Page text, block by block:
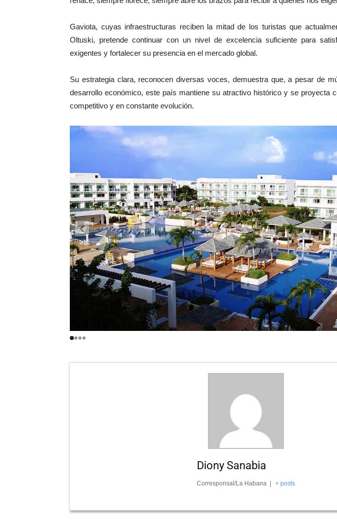
Gaviota, cuyas infraestructuras reciben la mitad de los turistas que
Oltuski, pretende continuar con un nivel de excelencia suficiente para
exigentes y fortalecer su presencia en el mercado global.
Su estrategia clara, reconocen diversas voces, demuestra que, a pesar de
desarrollo económico, este país mantiene su atractivo histórico y se proyecta
competitivo y en constante evolución.
Diony Sanabia
Corresponsal/La Habana | + posts